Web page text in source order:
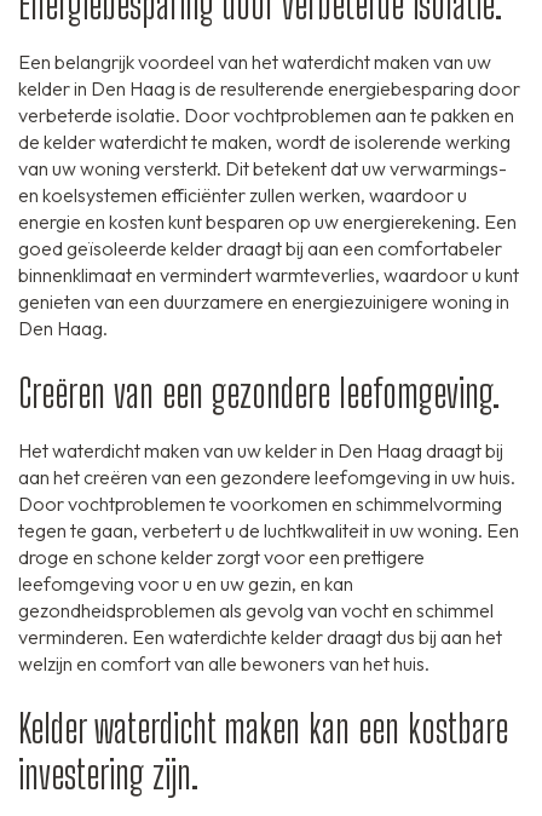
Een belangrijk voordeel van het waterdicht maken van uw
kelder in Den Haag is de resulterende energiebesparing door
verbeterde isolatie. Door vochtproblemen aan te pakken en
de kelder waterdicht te maken, wordt de isolerende werking
van uw woning versterkt. Dit betekent dat uw verwarmings-
en koelsystemen efficiënter zullen werken, waardoor u
energie en kosten kunt besparen op uw energierekening. Een
goed geïsoleerde kelder draagt bij aan een comfortabeler
binnenklimaat en vermindert warmteverlies, waardoor u kunt
genieten van een duurzamere en energiezuinigere woning in
Den Haag.
Creëren van een gezondere leefomgeving.
Het waterdicht maken van uw kelder in Den Haag draagt bij
aan het creëren van een gezondere leefomgeving in uw huis.
Door vochtproblemen te voorkomen en schimmelvorming
tegen te gaan, verbetert u de luchtkwaliteit in uw woning. Een
droge en schone kelder zorgt voor een prettigere
leefomgeving voor u en uw gezin, en kan
gezondheidsproblemen als gevolg van vocht en schimmel
verminderen. Een waterdichte kelder draagt dus bij aan het
welzijn en comfort van alle bewoners van het huis.
Kelder waterdicht maken kan een kostbare
investering zijn.